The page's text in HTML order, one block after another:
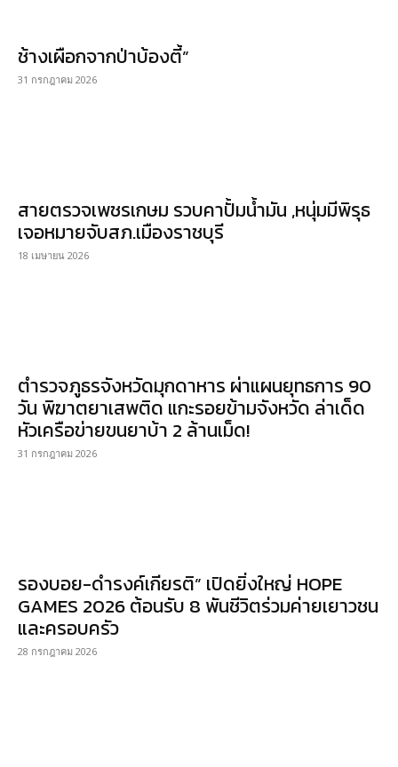
ช้างเผือกจากป่าบ้องตี้”
31 กรกฎาคม 2026
สายตรวจเพชรเกษม รวบคาปั้มน้ำมัน ,หนุ่มมีพิรุธ
เจอหมายจับสภ.เมืองราชบุรี
18 เมษายน 2026
ตำรวจภูธรจังหวัดมุกดาหาร ผ่าแผนยุทธการ 90
วัน พิฆาตยาเสพติด แกะรอยข้ามจังหวัด ล่าเด็ด
หัวเครือข่ายขนยาบ้า 2 ล้านเม็ด!
31 กรกฎาคม 2026
รองบอย-ดำรงค์เกียรติ” เปิดยิ่งใหญ่ HOPE
GAMES 2026 ต้อนรับ 8 พันชีวิตร่วมค่ายเยาวชน
และครอบครัว
28 กรกฎาคม 2026